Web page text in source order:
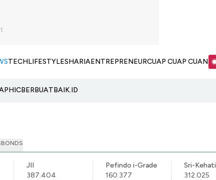
TECHLIFESTYLESHARIAENTREPRENEURCUAP CUAP CUAN
BERBUATBAIK.ID
BONDS
JII
387.404
Pefindo i-Grade
160.377
Sri-Kehati
312.025